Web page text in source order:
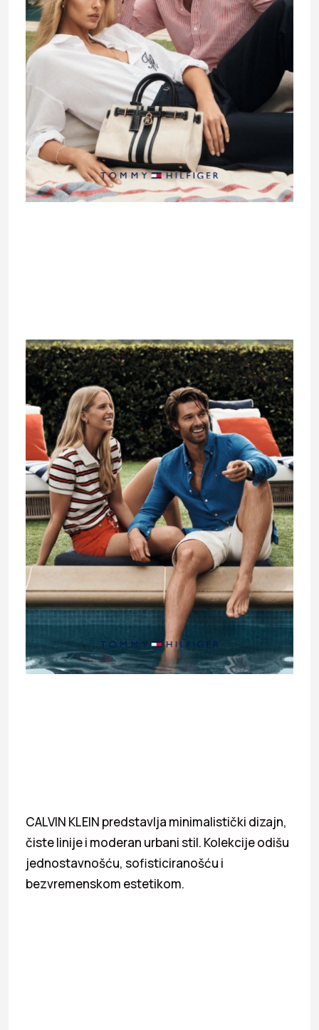
CALVIN KLEIN predstavlja minimalistički dizajn,
čiste linije i moderan urbani stil. Kolekcije odišu
jednostavnošću, sofisticiranošću i
bezvremenskom estetikom.